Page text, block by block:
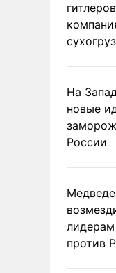
На
новые
России
лидерам
против